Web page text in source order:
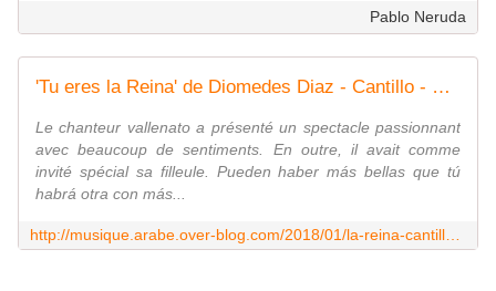
Pablo Neruda
'Tu eres la Reina' de Diomedes Diaz - Cantillo - Semifinal - A otro Nivel - LNO
Le chanteur vallenato a présenté un spectacle passionnant
avec beaucoup de sentiments. En outre, il avait comme
invité spécial sa filleule. Pueden haber más bellas que tú
habrá otra con más...